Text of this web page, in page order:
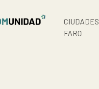
CIUDADES
FARO